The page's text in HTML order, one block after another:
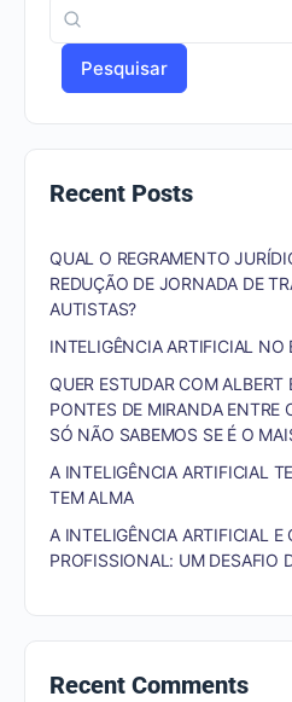
Pesquisar
Recent Posts
QUAL O REGRAMENTO
REDUÇÃO DE JORNADA DE
AUTISTAS?
INTELIGÊNCIA ARTIFICIAL NO
QUER ESTUDAR COM ALBERT
PONTES DE MIRANDA ENTRE
SÓ NÃO SABEMOS SE É O
A INTELIGÊNCIA ARTIFICIAL
TEM ALMA
A INTELIGÊNCIA ARTIFICIAL E
PROFISSIONAL: UM DESAFIO
Recent Comments